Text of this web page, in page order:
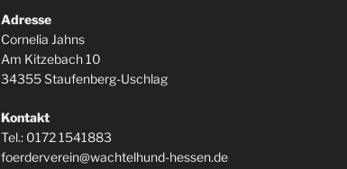
Adresse
Cornelia Jahns
Am Kitzebach 10
34355 Staufenberg-Uschlag
Kontakt
Tel.: 0172 1541883
foerderverein@wachtelhund-hessen.de